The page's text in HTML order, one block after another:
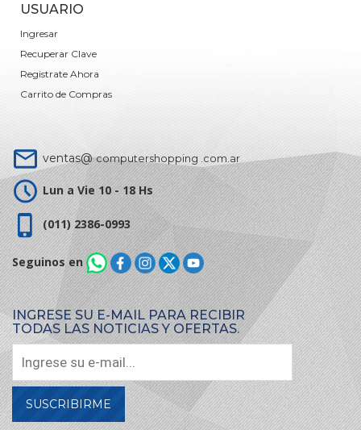
USUARIO
Ingresar
Recuperar Clave
Registrate Ahora
Carrito de Compras
ventas@computershopping .com.ar
Lun a Vie 10 - 18 Hs
(011) 2386-0993
Seguinos en
INGRESE SU E-MAIL PARA RECIBIR
TODAS LAS NOTICIAS Y OFERTAS.
SUSCRIBIRME